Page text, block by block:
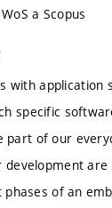
a Scopus
with application
specific
part of our
are
of an